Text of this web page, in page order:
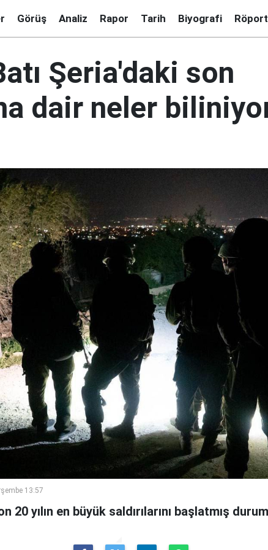
Görüş Analiz Rapor Tarih Biyografi
Şeria'daki son
dair neler
13:57
20 yılın en büyük saldırılarını başlatmış